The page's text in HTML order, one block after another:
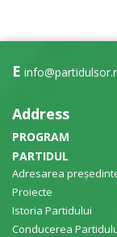
E
Address
PROGRAM
PARTIDUL
Adresarea
Proiecte
Istoria Partidului
Conducerea